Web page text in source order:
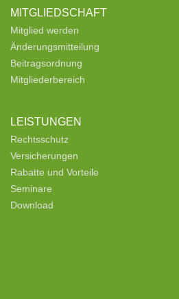
MITGLIEDSCHAFT
Mitglied werden
Änderungsmitteilung
Beitragsordnung
Mitgliederbereich
LEISTUNGEN
Rechtsschutz
Versicherungen
Rabatte und Vorteile
Seminare
Download